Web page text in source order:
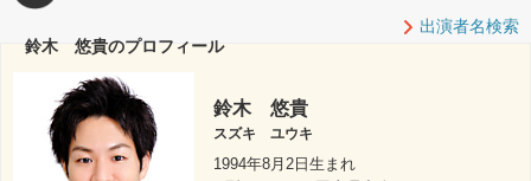
出演者名検索
鈴木 悠貴のプロフィール
鈴木 悠貴
スズキ ユウキ
1994年8月2日生まれ